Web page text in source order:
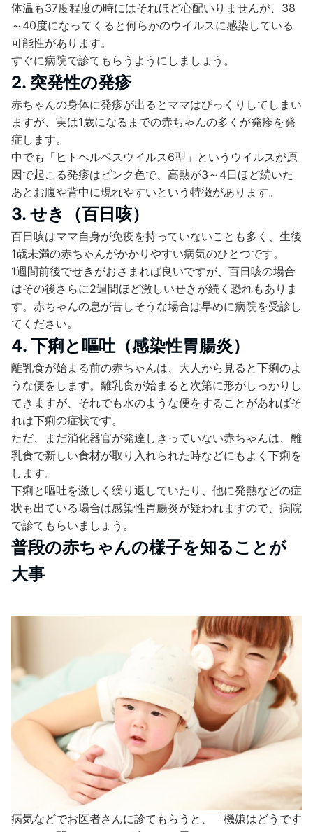
体温も37度程度の時にはそれほど心配いりませんが、38
～40度になってくると何らかのウイルスに感染している
可能性があります。
すぐに病院で診てもらうようにしましょう。
2. 突発性の発疹
赤ちゃんの身体に発疹が出るとママはびっくりしてしまい
ますが、実は1歳になるまでの赤ちゃんの多くが発疹を発
症します。
中でも「ヒトヘルペスウイルス6型」というウイルスが原
因で起こる発疹はピンク色で、高熱が3～4日ほど続いた
あとお腹や背中に現れやすいという特徴があります。
3. せき（百日咳）
百日咳はママ自身が免疫を持っていないことも多く、生後
1歳未満の赤ちゃんがかかりやすい病気のひとつです。
1週間前後でせきがおさまれば良いですが、百日咳の場合
はその後さらに2週間ほど激しいせきが続く恐れもありま
す。赤ちゃんの息が苦しそうな場合は早めに病院を受診し
てください。
4. 下痢と嘔吐（感染性胃腸炎）
離乳食が始まる前の赤ちゃんは、大人から見ると下痢のよ
うな便をします。離乳食が始まると次第に形がしっかりし
てきますが、それでも水のような便をすることがあればそ
れは下痢の症状です。
ただ、まだ消化器官が発達しきっていない赤ちゃんは、離
乳食で新しい食材が取り入れられた時などにもよく下痢を
します。
下痢と嘔吐を激しく繰り返していたり、他に発熱などの症
状も出ている場合は感染性胃腸炎が疑われますので、病院
で診てもらいましょう。
普段の赤ちゃんの様子を知ることが
大事
病気などでお医者さんに診てもらうと、「機嫌はどうです